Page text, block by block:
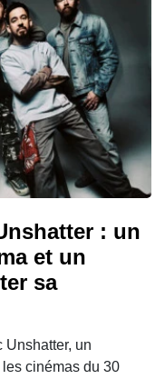
: un
et un
sa
Unshatter, un
cinémas du 30